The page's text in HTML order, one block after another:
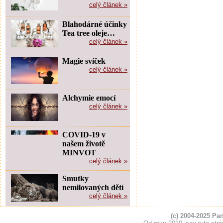
celý článek »
Blahodárné účinky
Tea tree oleje…
celý článek »
Magie svíček
celý článek »
Alchymie emocí
celý článek »
COVID-19 v
našem životě
MINVOT
celý článek »
Smutky
nemilovaných dětí
celý článek »
(c) 2004-2025